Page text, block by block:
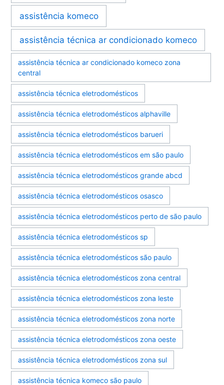
assistência komeco
assistência técnica ar condicionado komeco
assistência técnica ar condicionado komeco zona
central
assistência técnica eletrodomésticos
assistência técnica eletrodomésticos alphaville
assistência técnica eletrodomésticos barueri
assistência técnica eletrodomésticos em são paulo
assistência técnica eletrodomésticos grande abcd
assistência técnica eletrodomésticos osasco
assistência técnica eletrodomésticos perto de são paulo
assistência técnica eletrodomésticos sp
assistência técnica eletrodomésticos são paulo
assistência técnica eletrodomésticos zona central
assistência técnica eletrodomésticos zona leste
assistência técnica eletrodomésticos zona norte
assistência técnica eletrodomésticos zona oeste
assistência técnica eletrodomésticos zona sul
assistência técnica komeco são paulo